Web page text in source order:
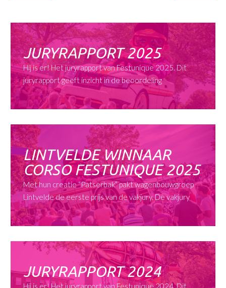
JURYRAPPORT 2025
Hij is er! Het juryrapport van Festunique 2025. Dit
juryrapport geeft inzicht in de beoordeling
LINTVELDE WINNAAR
CORSO FESTUNIQUE 2025
Met hun creatie “Patserbak” pakt wagenbouwgroep
Lintvelde de eerste prijs van de vakjury. De vakjury
JURYRAPPORT 2024
Hij is er! Het juryrapport van Festunique 2024. Dit